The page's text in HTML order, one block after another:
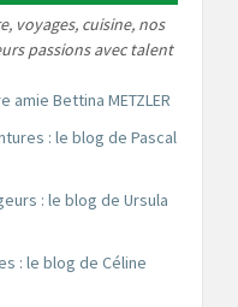
voyages, cuisine, nos
passions avec talent
amie Bettina METZLER
: le blog de Pascal
: le blog de Ursula
: le blog de Céline